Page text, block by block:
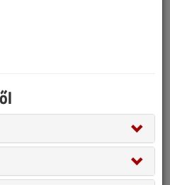
egy cikkhez?
a megvásárolt cikkhez?